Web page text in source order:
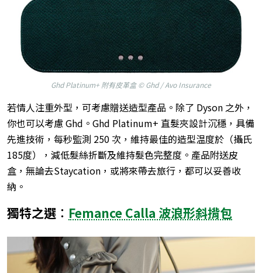
Ghd Platinum+ 附有皮革盒 © Ghd / Avo Insurance
若情人注重外型，可考慮贈送造型產品。除了 Dyson 之外，
你也可以考慮 Ghd。Ghd Platinum+ 直髮夾設計沉穩，具備
先進技術，每秒監測 250 次，維持最佳的造型温度於（攝氏
185度），減低髮絲折斷及維持髮色完整度。產品附送皮
盒，無論去Staycation，或將來帶去旅行，都可以妥善收
納。
獨特之選︰ Femance Calla 波浪形斜揹包